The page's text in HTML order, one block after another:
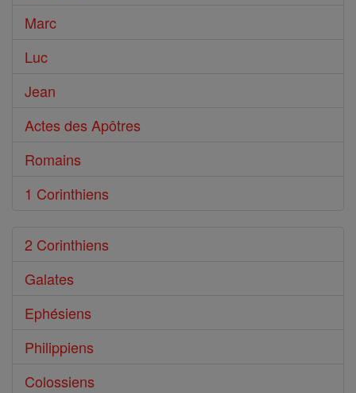
Marc
Luc
Jean
Actes des Apôtres
Romains
1 Corinthiens
2 Corinthiens
Galates
Ephésiens
Philippiens
Colossiens